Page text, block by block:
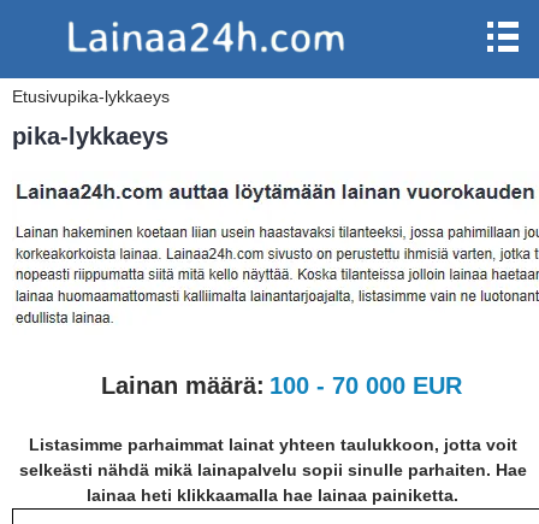
Etusivupika-lykkaeys
pika-lykkaeys
Lainan määrä: 100 - 70 000 EUR
Listasimme parhaimmat lainat yhteen taulukkoon, jotta voit
selkeästi nähdä mikä lainapalvelu sopii sinulle parhaiten. Hae
lainaa heti klikkaamalla hae lainaa painiketta.